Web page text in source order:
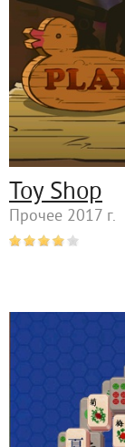
Toy Shop
Прочее 2017 г.